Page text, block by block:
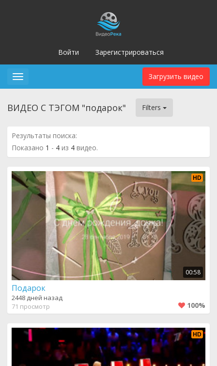
Войти Зарегистрироваться
Загрузить видео
Toggle
ВИДЕО С ТЭГОМ "подарок" Filters
Результаты поиска:
Показано 1 - 4 из 4 видео.
HD
00:58
Подарок
2448 дней назад
71 просмотр
100%
HD